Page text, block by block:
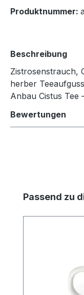
Produktnummer:
Beschreibung
Zistrosenstrauch,
herber
Anbau Cistus Tee
Bewertungen
Produktgalerie
Passend zu